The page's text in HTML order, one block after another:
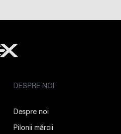
DESPRE NOI
Despre noi
Pilonii mărcii